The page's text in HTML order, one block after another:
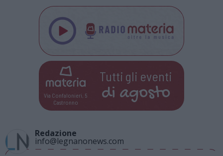
Via Confalonieri, 5
Castronno
Tutti gli eventi
di agosto
Redazione
info@legnanonews.com